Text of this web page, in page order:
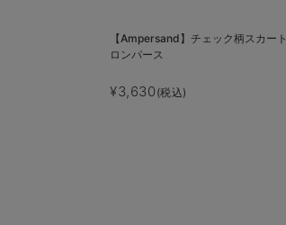
【Ampersand】チェック柄スカート
ロンパース
¥3,630 (税込)